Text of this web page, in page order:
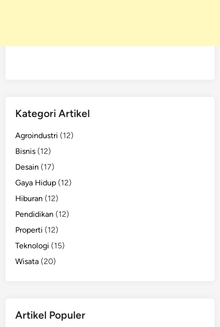
Kategori Artikel
Agroindustri (12)
Bisnis (12)
Desain (17)
Gaya Hidup (12)
Hiburan (12)
Pendidikan (12)
Properti (12)
Teknologi (15)
Wisata (20)
Artikel Populer